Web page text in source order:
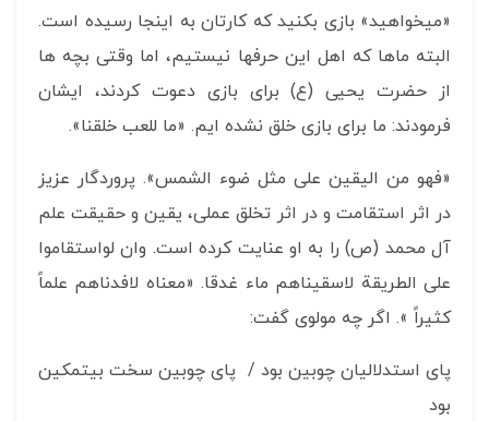
«می­خواهید» بازی بکنید که کارتان به اینجا رسیده است.
البته ماها که اهل این حرفها نیستیم، اما وقتی بچه ها
از حضرت یحیی (ع) برای بازی دعوت کردند، ایشان
فرمودند: ما برای بازی خلق نشده ایم. «ما للعب خلقنا».
«فهو من الیقین علی مثل ضوء الشمس». پروردگار عزیز
در اثر استقامت و در اثر تخلق عملی، یقین و حقیقت علم
آل محمد (ص) را به او عنایت کرده است. وان لواستقاموا
علی الطریقة لاسقیناهم ماء غدقا. «معناه لافدناهم علماً
کثیراً ». اگر چه مولوی گفت:
پای استدلالیان چوبین بود / پای چوبین سخت بی­تمکین
بود